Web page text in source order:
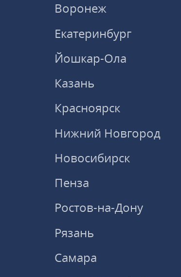
Воронеж
Екатеринбург
Йошкар-Ола
Казань
Красноярск
Нижний Новгород
Новосибирск
Пенза
Ростов-на-Дону
Рязань
Самара